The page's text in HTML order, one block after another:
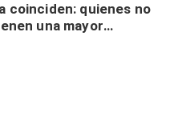
coinciden: quienes no
una mayor
físicos y no es por